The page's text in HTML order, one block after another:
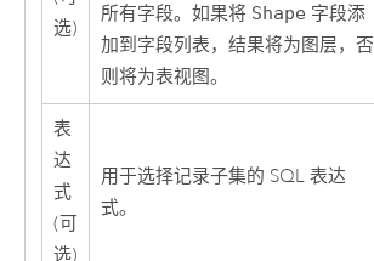
选)
所有字段。如果将 Shape 字段添
加到字段列表，结果将为图层，否
则将为表视图。
表
达
式
(可
选)
用于选择记录子集的 SQL 表达
式。